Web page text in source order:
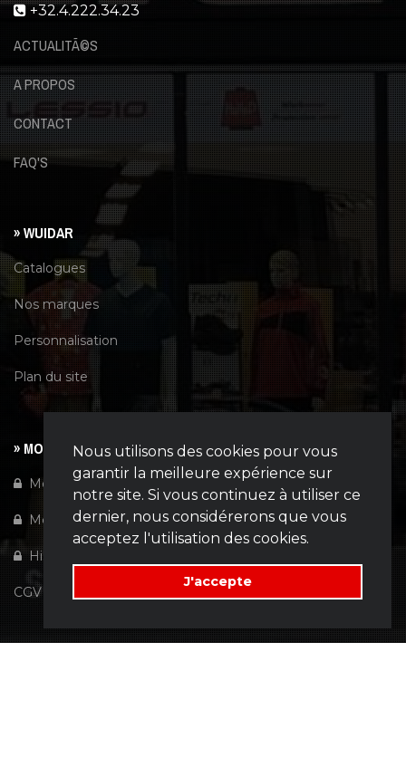
Nous utilisons des cookies pour vous
garantir la meilleure expérience sur
notre site. Si vous continuez à utiliser ce
dernier, nous considérerons que vous
acceptez l'utilisation des cookies.
J'accepte
+32.4.222.34.23
ACTUALITÃ©S
A PROPOS
CONTACT
FAQ'S
» WUIDAR
Catalogues
Nos marques
Personnalisation
Plan du site
» MON COMPTE
Mon compte
Mes favoris
Historiques
CGV